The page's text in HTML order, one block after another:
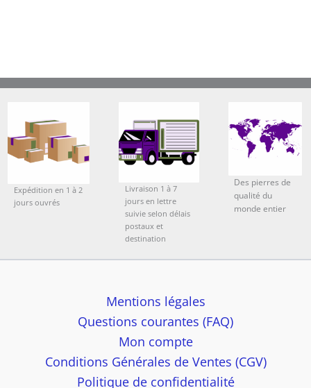
Expédition en 1 à 2
jours ouvrés
Livraison 1 à 7
jours en lettre
suivie selon délais
postaux et
destination
Des pierres de
qualité du
monde entier
Mentions légales
Questions courantes (FAQ)
Mon compte
Conditions Générales de Ventes (CGV)
Politique de confidentialité